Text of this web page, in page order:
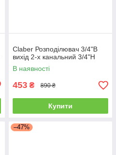
Claber Розподілювач 3/4"В
вихід 2-х канальний 3/4"Н
В наявності
453 ₴ 890 ₴
Купити
–47%